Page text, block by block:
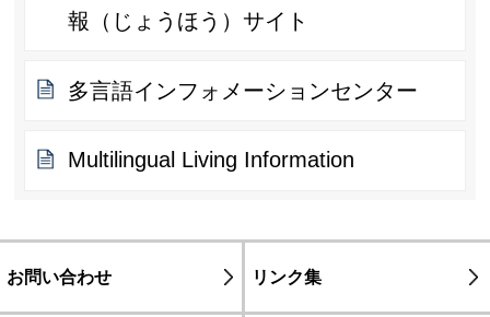
報（じょうほう）サイト
多言語インフォメーションセンター
Multilingual Living Information
お問い合わせ リンク集